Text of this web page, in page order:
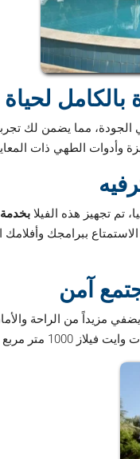
الجودة، مما يضمن لك
وأدوات الطهي ذات
تم تجهيز هذه الفيلا
الاستمتاع ببرامجك
آمن
مزيداً من الراحة
مربع في الجونة.